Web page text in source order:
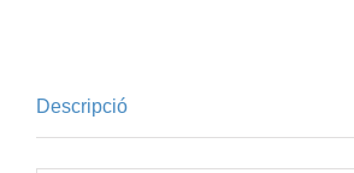
Descripció